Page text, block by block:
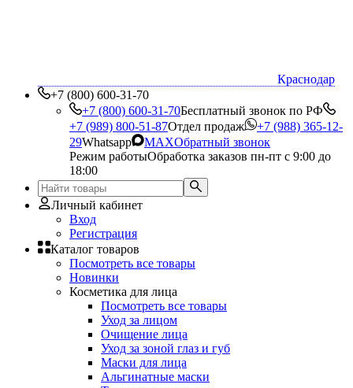
Краснодар
+7 (800) 600-31-70
+7 (800) 600-31-70Бесплатный звонок по РФ
+7 (989) 800-51-87Отдел продаж
+7 (988) 365-12-
29Whatsapp MAXОбратный звонок
Режим работыОбработка заказов пн-пт с 9:00 до
18:00
Личный кабинет
Вход
Регистрация
Каталог товаров
Посмотреть все товары
Новинки
Косметика для лица
Посмотреть все товары
Уход за лицом
Очищение лица
Уход за зоной глаз и губ
Маски для лица
Альгинатные маски